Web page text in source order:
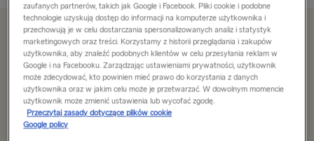
Od 766 zł w jedną stronę, samochód i kierowca
Trasa
Fishguard → Rosslare
zaufanych partnerów, takich jak Google i Facebook. Pliki cookie i podobne
technologie uzyskują dostęp do informacji na komputerze użytkownika i
przechowują je w celu dostarczania spersonalizowanych analiz i statystyk
marketingowych oraz treści. Korzystamy z historii przeglądania i zakupów
użytkownika, aby znaleźć podobnych klientów w celu przesyłania reklam w
Google i na Facebooku. Zarządzając ustawieniami prywatności, użytkownik
może zdecydować, kto powinien mieć prawo do korzystania z danych
użytkownika oraz w jakim celu może je przetwarzać. W dowolnym momencie
użytkownik może zmienić ustawienia lub wycofać zgodę.
Przeczytaj zasady dotyczące plików cookie
Google policy